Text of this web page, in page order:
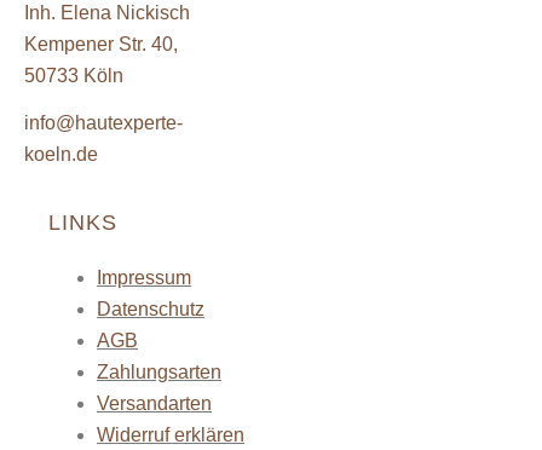
Inh. Elena Nickisch
Kempener Str. 40,
50733 Köln
info@hautexperte-
koeln.de
LINKS
Impressum
Datenschutz
AGB
Zahlungsarten
Versandarten
Widerruf erklären